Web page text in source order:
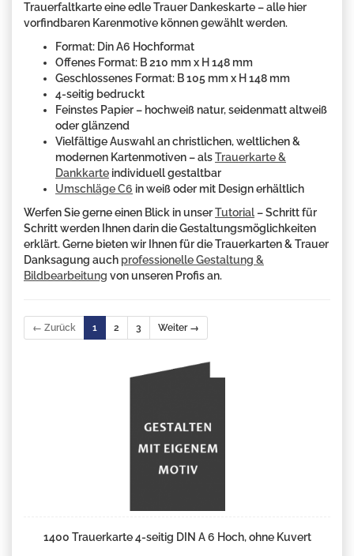
Trauerfaltkarte eine edle Trauer Dankeskarte – alle hier
vorfindbaren Karenmotive können gewählt werden.
Format: Din A6 Hochformat
Offenes Format: B 210 mm x H 148 mm
Geschlossenes Format: B 105 mm x H 148 mm
4-seitig bedruckt
Feinstes Papier – hochweiß natur, seidenmatt altweiß
oder glänzend
Vielfältige Auswahl an christlichen, weltlichen &
modernen Kartenmotiven – alsTrauerkarte &
Dankkarte individuell gestaltbar
Umschläge C6 in weiß oder mit Design erhältlich
Werfen Sie gerne einen Blick in unserTutorial– Schritt für
Schritt werden Ihnen darin die Gestaltungsmöglichkeiten
erklärt. Gerne bieten wir Ihnen für die Trauerkarten & Trauer
Danksagung auch professionelle Gestaltung &
Bildbearbeitung von unseren Profis an.
← Zurück 1 2 3 Weiter →
1400 Trauerkarte 4-seitig DIN A 6 Hoch, ohne Kuvert